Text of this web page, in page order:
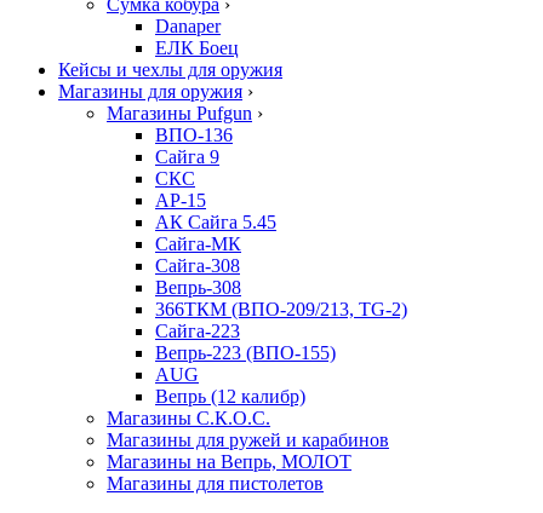
Сумка кобура ›
Danaper
ЕЛК Боец
Кейсы и чехлы для оружия
Магазины для оружия ›
Магазины Pufgun ›
ВПО-136
Сайга 9
СКС
АР-15
АК Сайга 5.45
Сайга-МК
Сайга-308
Вепрь-308
366ТКМ (ВПО-209/213, TG-2)
Сайга-223
Вепрь-223 (ВПО-155)
AUG
Вепрь (12 калибр)
Магазины С.К.О.С.
Магазины для ружей и карабинов
Магазины на Вепрь, МОЛОТ
Магазины для пистолетов